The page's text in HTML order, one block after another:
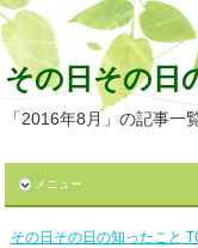
その日その日
「2016年8月」の記事一
メニュー
その日その日の知ったこと